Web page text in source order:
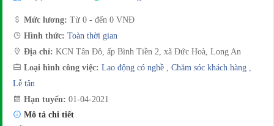
Mức lương: Từ 0 - đến 0 VNĐ
Hình thức: Toàn thời gian
Địa chỉ: KCN Tân Đô, ấp Bình Tiền 2, xã Đức Hoà, Long An
Loại hình công việc: Lao động có nghề Chăm sóc khách hàng
Lễ tân
Hạn tuyển: 01-04-2021
Mô tả chi tiết